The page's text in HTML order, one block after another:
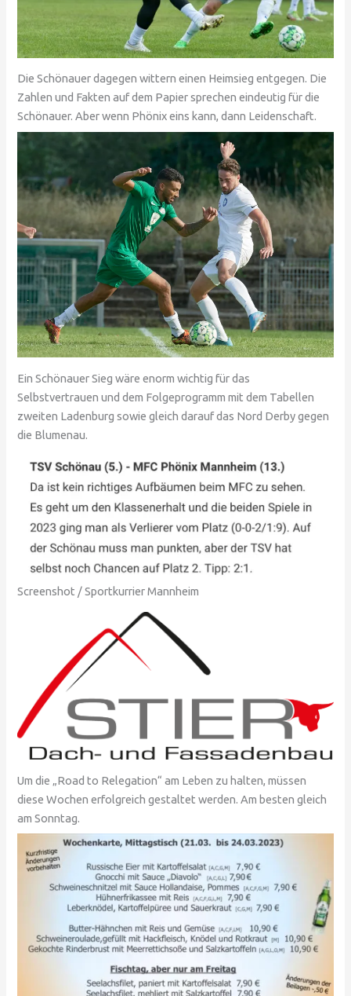
Die Schönauer dagegen wittern einen Heimsieg entgegen. Die
Zahlen und Fakten auf dem Papier sprechen eindeutig für die
Schönauer. Aber wenn Phönix eins kann, dann Leidenschaft.
Ein Schönauer Sieg wäre enorm wichtig für das
Selbstvertrauen und dem Folgeprogramm mit dem Tabellen
zweiten Ladenburg sowie gleich darauf das Nord Derby gegen
die Blumenau.
Screenshot / Sportkurrier Mannheim
Um die „Road to Relegation“ am Leben zu halten, müssen
diese Wochen erfolgreich gestaltet werden. Am besten gleich
am Sonntag.